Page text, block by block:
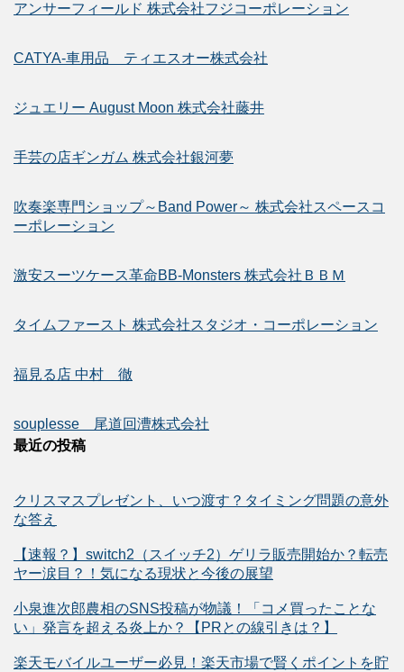
アンサーフィールド 株式会社フジコーポレーション
CATYA-車用品 ティエスオー株式会社
ジュエリー August Moon 株式会社藤井
手芸の店ギンガム 株式会社銀河夢
吹奏楽専門ショップ～Band Power～ 株式会社スペースコ
ーポレーション
激安スーツケース革命BB-Monsters 株式会社ＢＢＭ
タイムファースト 株式会社スタジオ・コーポレーション
福見る店 中村 徹
souplesse 尾道回漕株式会社
最近の投稿
クリスマスプレゼント、いつ渡す？タイミング問題の意外
な答え
【速報？】switch2（スイッチ2）ゲリラ販売開始か？転売
ヤー涙目？！気になる現状と今後の展望
小泉進次郎農相のSNS投稿が物議！「コメ買ったことな
い」発言を超える炎上か？【PRとの線引きは？】
楽天モバイルユーザー必見！楽天市場で賢くポイントを貯